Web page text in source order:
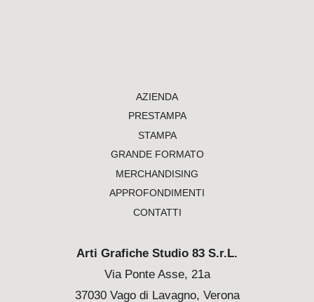
AZIENDA
PRESTAMPA
STAMPA
GRANDE FORMATO
MERCHANDISING
APPROFONDIMENTI
CONTATTI
Arti Grafiche Studio 83 S.r.L.
Via Ponte Asse, 21a
37030 Vago di Lavagno, Verona